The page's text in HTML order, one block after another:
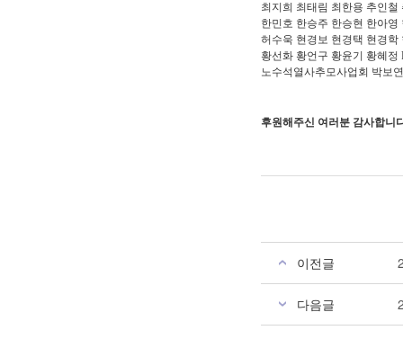
최지희 최태림 최한용 추인철
한민호 한승주 한승현 한아영
허수욱 현경보 현경택 현경학
황선화 황언구 황윤기 황혜정
노수석열사추모사업회 박보
후원해주신 여러분 감사합니
이전글
다음글